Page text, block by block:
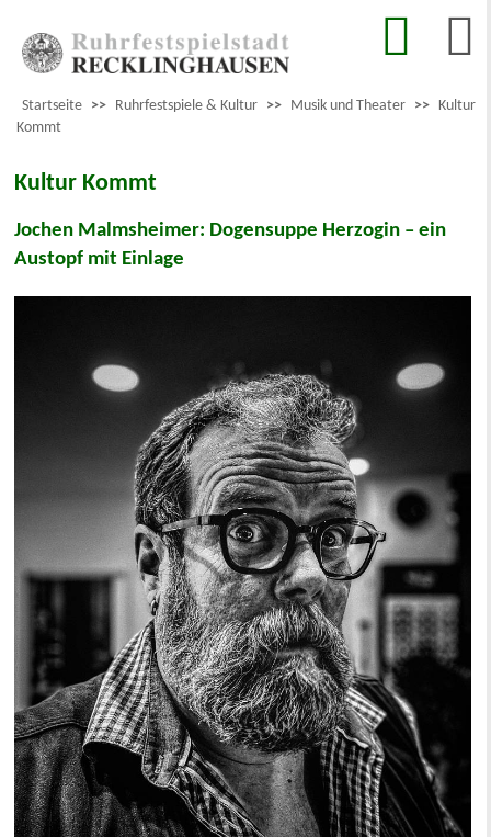
Startseite >> Ruhrfestspiele & Kultur >> Musik und Theater >> Kultur
Kommt
Kultur Kommt
Jochen Malmsheimer: Dogensuppe Herzogin – ein
Austopf mit Einlage